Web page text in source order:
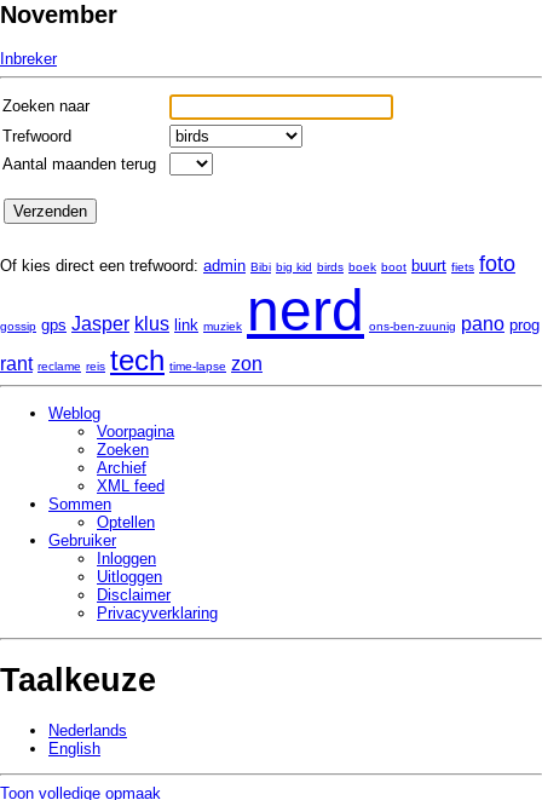
November
Inbreker
Zoeken naar
Trefwoord
Aantal maanden terug
Of kies direct een trefwoord: admin Bibi big kid birds boek boot buurt fiets foto
gossip gps Jasper klus link muziek nerd ons-ben-zuunig pano prog
rant reclame reis tech time-lapse zon
Weblog
Voorpagina
Zoeken
Archief
XML feed
Sommen
Optellen
Gebruiker
Inloggen
Uitloggen
Disclaimer
Privacy­verklaring
Taalkeuze
Nederlands
English
Toon volledige opmaak